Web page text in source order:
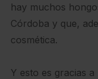
hay muchos
Córdoba y que,
cosmética.
Y esto es gracias